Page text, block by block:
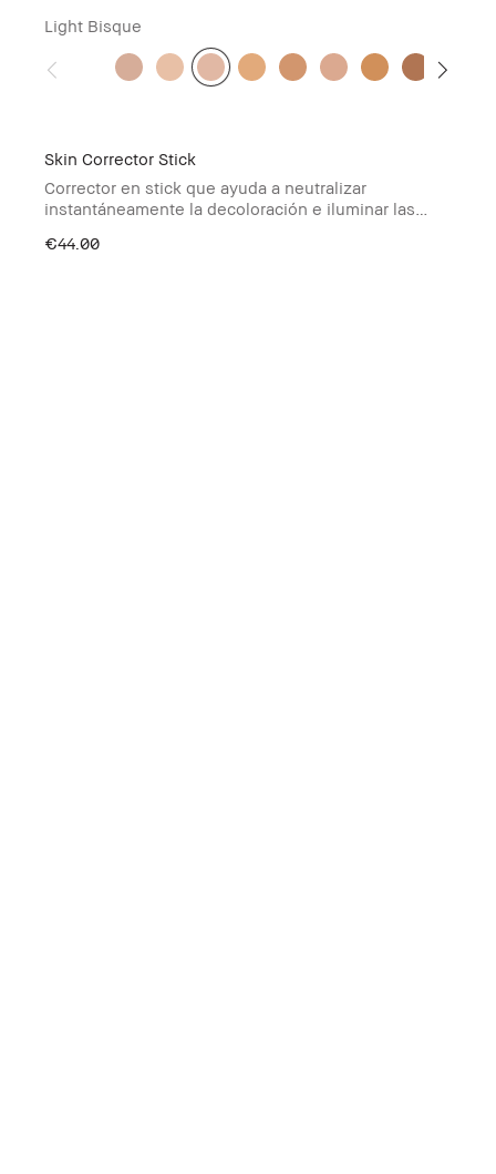
Light Bisque
Skin Corrector Stick
Corrector en stick que ayuda a neutralizar
instantáneamente la decoloración e iluminar las
€44.00